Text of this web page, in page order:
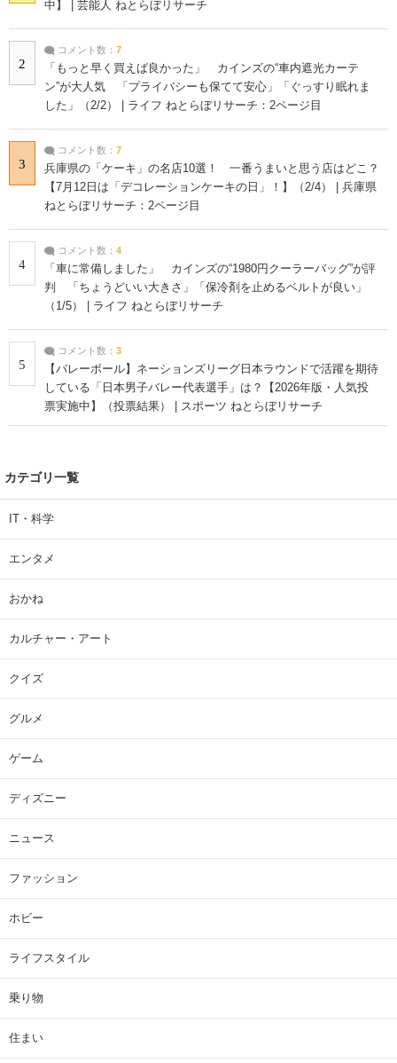
中】 | 芸能人 ねとらぼリサーチ
2
コメント数： 7
「もっと早く買えば良かった」 カインズの“車内遮光カーテ
ン”が大人気 「プライバシーも保てて安心」「ぐっすり眠れま
した」（2/2） | ライフ ねとらぼリサーチ：2ページ目
3
コメント数： 7
兵庫県の「ケーキ」の名店10選！ 一番うまいと思う店はどこ？
【7月12日は「デコレーションケーキの日」！】（2/4） | 兵庫県
ねとらぼリサーチ：2ページ目
4
コメント数： 4
「車に常備しました」 カインズの“1980円クーラーバッグ”が評
判 「ちょうどいい大きさ」「保冷剤を止めるベルトが良い」
（1/5） | ライフ ねとらぼリサーチ
5
コメント数： 3
【バレーボール】ネーションズリーグ日本ラウンドで活躍を期待
している「日本男子バレー代表選手」は？【2026年版・人気投
票実施中】（投票結果） | スポーツ ねとらぼリサーチ
カテゴリ一覧
IT・科学
エンタメ
おかね
カルチャー・アート
クイズ
グルメ
ゲーム
ディズニー
ニュース
ファッション
ホビー
ライフスタイル
乗り物
住まい